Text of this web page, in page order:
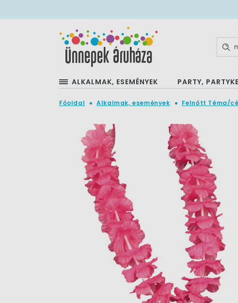
ALKALMAK, ESEMÉNYEK PARTY,
Főoldal Alkalmak, események Felnőtt Téma/